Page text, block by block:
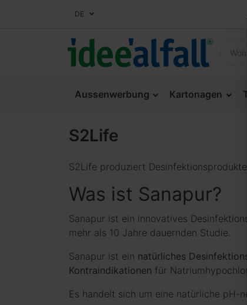
DE
Aussenwerbung Kartonagen
S2Life
S2Life produziert
Was ist Sanapur?
Sanapur ist ein innovatives
mehr als 10 Jahre dauernden Studie.
Sanapur ist ein natürliches
Kontraindikationen für
Es handelt sich um eine natürliche pH-